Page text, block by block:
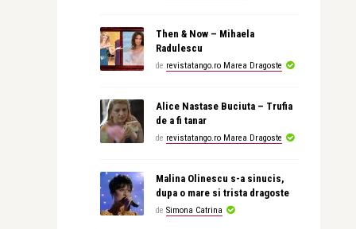
Then & Now – Mihaela
Radulescu
de revistatango.ro Marea Dragoste
Alice Nastase Buciuta – Trufia
de a fi tanar
de revistatango.ro Marea Dragoste
Malina Olinescu s-a sinucis,
dupa o mare si trista dragoste
de Simona Catrina